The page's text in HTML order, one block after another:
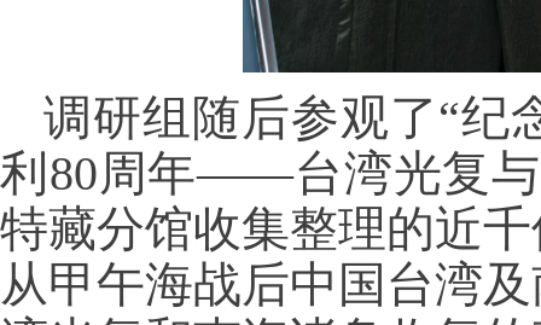
调研组随后参观了“纪
利80周年——台湾光复与
特藏分馆收集整理的近
从甲午海战后中国台湾